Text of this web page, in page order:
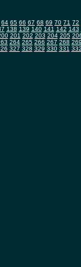
64 65 66 67 68 69 70 71 72
138 139 140 141 142 143
201 202 203 204 205
264 265 266 267 268 269
327 328 329 330 331 332